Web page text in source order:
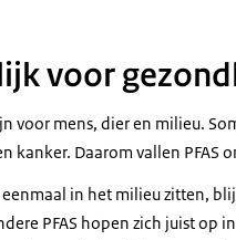
voor
voor mens, dier en milieu.
kanker. Daarom vallen PFAS
eenmaal in het milieu zitten,
PFAS hopen zich juist op